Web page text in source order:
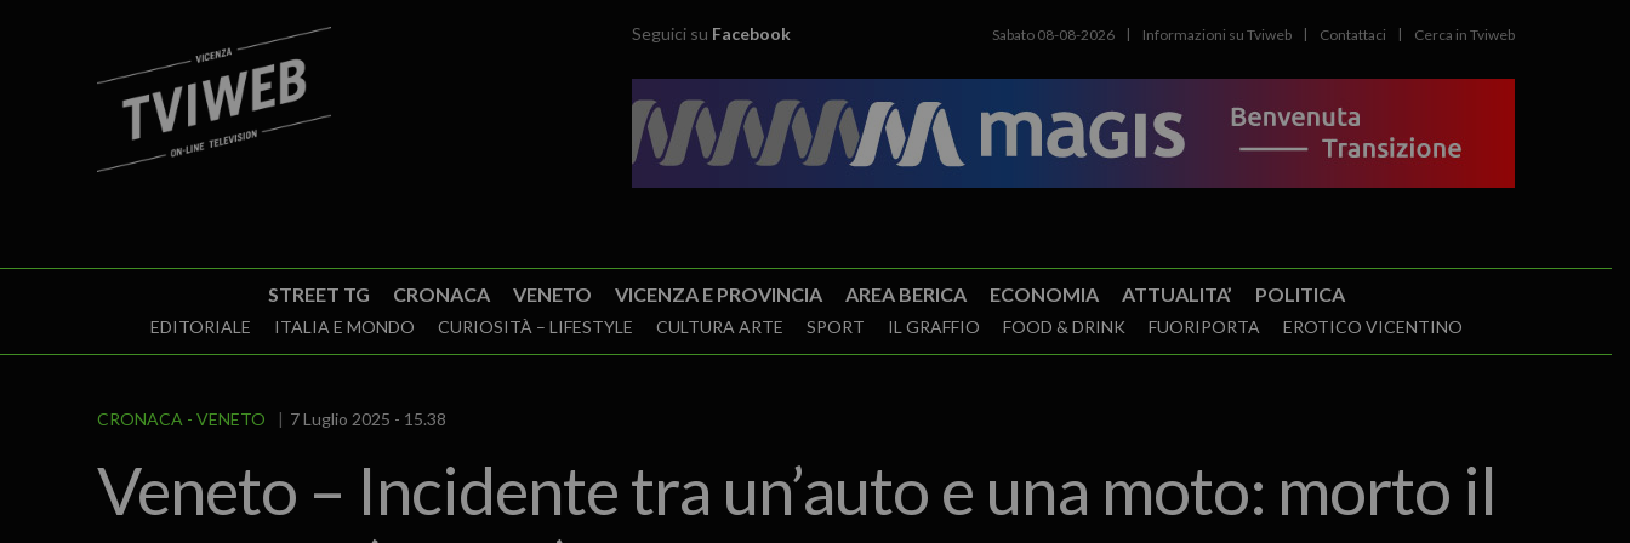
Seguici su Facebook Sabato 08-08-2026 Informazioni su Tviweb Contattaci Cerca in Tviweb
STREET TG CRONACA VENETO VICENZA E PROVINCIA AREA BERICA ECONOMIA ATTUALITA’ POLITICA
EDITORIALE ITALIA E MONDO CURIOSITÀ – LIFESTYLE CULTURA ARTE SPORT IL GRAFFIO FOOD & DRINK FUORIPORTA EROTICO VICENTINO
CRONACA VENETO 7 Luglio 2025 - 15.38
Veneto – Incidente tra un’auto e una moto: morto il